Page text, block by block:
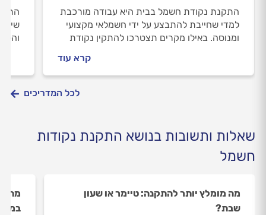
התקנת נקודת חשמל בבית היא עבודה מורכבת
למדי שחייבת להתבצע על ידי חשמלאי מקצועי
ומנוסה. באילו מקרים תצטרכו להתקין נקודת
קרא עוד
לכל המדריכים
שאלות ותשובות בנושא התקנת נקודות
חשמל
מה מומלץ יותר להתקנה: טיימר או שעון
שבת?
מהי